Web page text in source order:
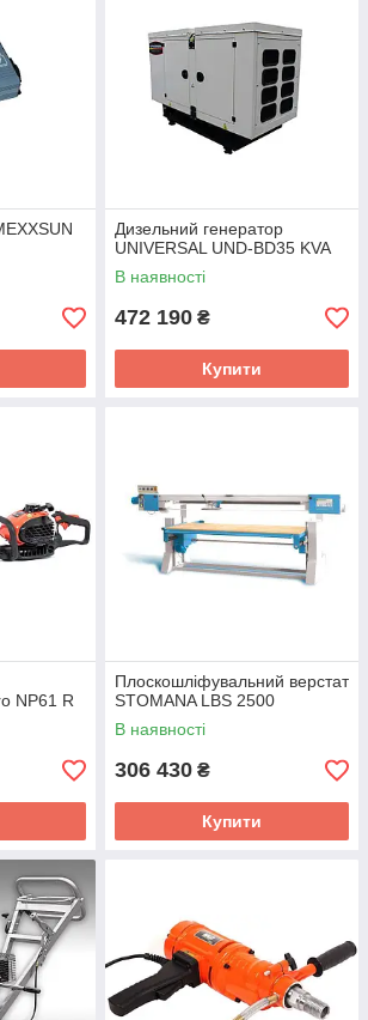
Дизельний генератор
UNIVERSAL UND-BD35 KVA
В наявності
472 190 ₴
Купити
NP61 R
Плоскошліфувальний верстат
STOMANA LBS 2500
В наявності
306 430 ₴
Купити